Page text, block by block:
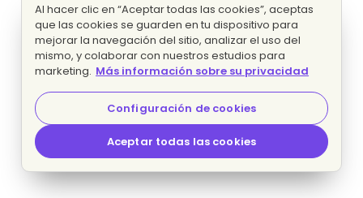
Al hacer clic en “Aceptar todas las cookies”, aceptas
que las cookies se guarden en tu dispositivo para
mejorar la navegación del sitio, analizar el uso del
mismo, y colaborar con nuestros estudios para
marketing. Más información sobre su privacidad
Configuración de cookies
Aceptar todas las cookies